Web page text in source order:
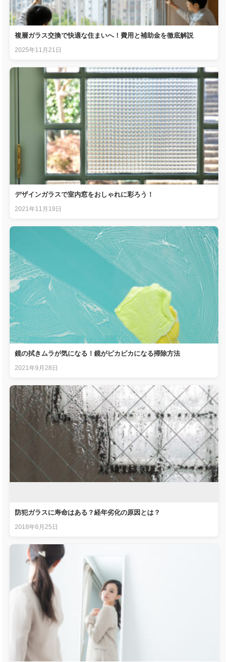
複層ガラス交換で快適な住まいへ！費用と補助金を徹底解説
2025年11月21日
デザインガラスで室内窓をおしゃれに彩ろう！
2021年11月19日
鏡の拭きムラが気になる！鏡がピカピカになる掃除方法
2021年9月28日
防犯ガラスに寿命はある？経年劣化の原因とは？
2018年6月25日